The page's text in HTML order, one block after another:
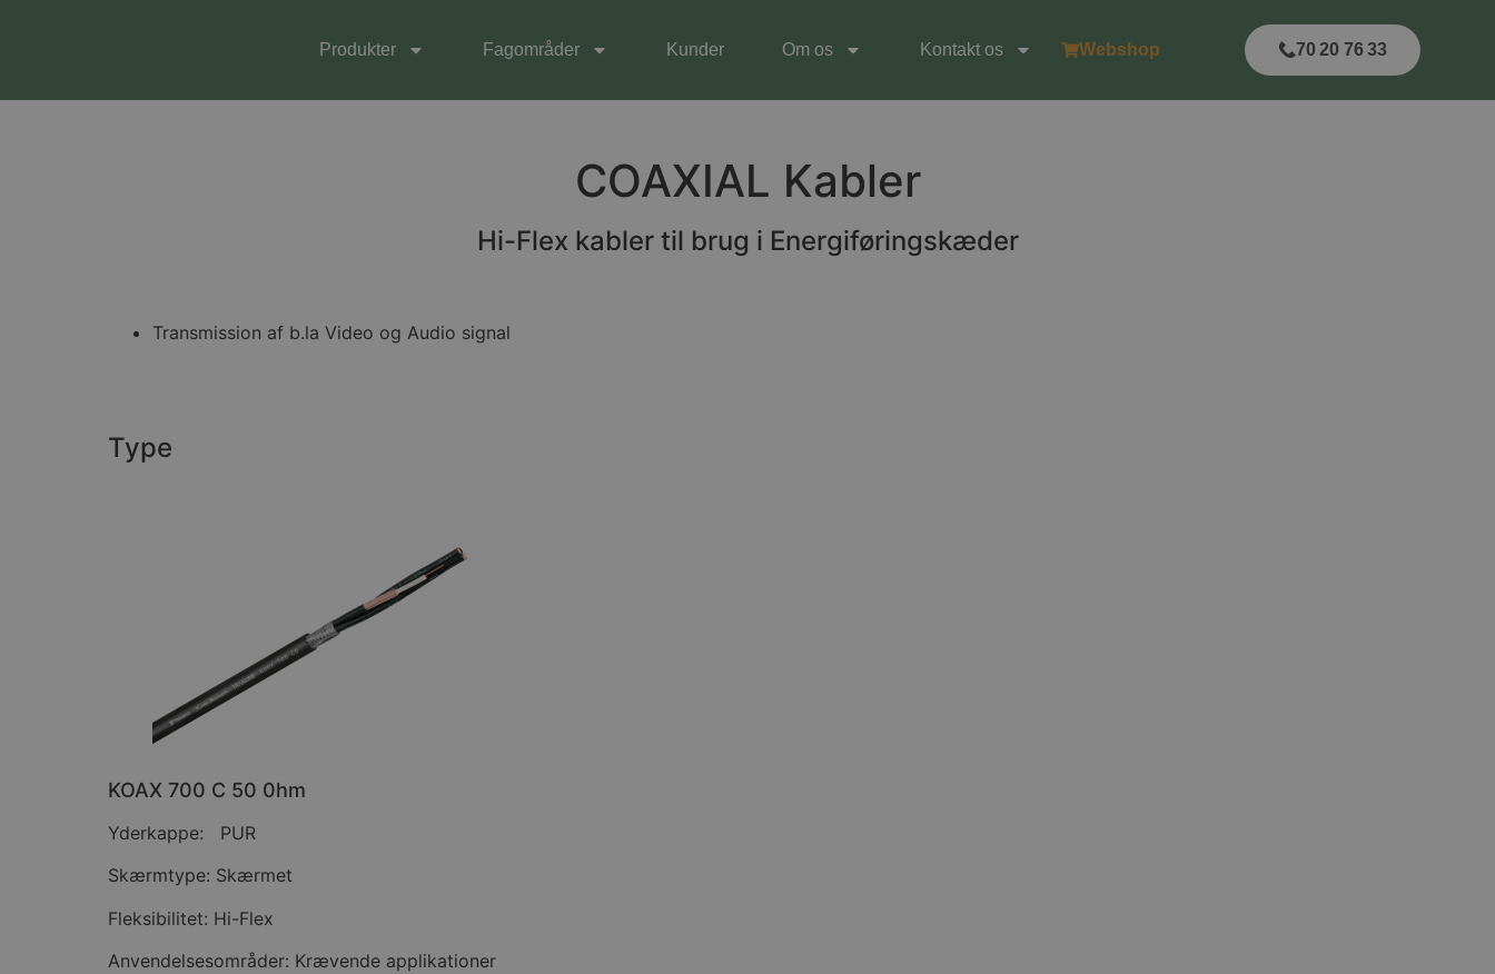
Produkter Fagområder Kunder Om os Kontakt os Webshop 70 20 76 33
COAXIAL Kabler
Hi-Flex kabler til brug i Energiføringskæder
Transmission af b.la Video og Audio signal
Type
KOAX 700 C 50 0hm
Yderkappe: PUR
Skærmtype: Skærmet
Fleksibilitet: Hi-Flex
Anvendelsesområder: Krævende applikationer